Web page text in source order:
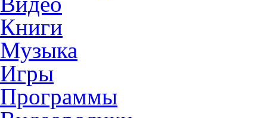
Книги
Музыка
Игры
Программы